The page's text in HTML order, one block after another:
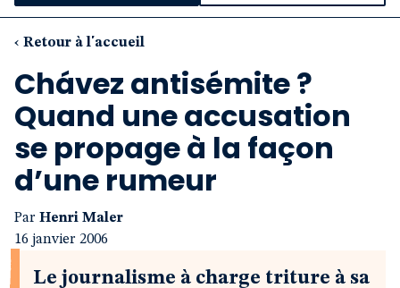
Nos propositions
Notre revue
Boutique
‹ Retour à l'accueil
Chávez antisémite ?
Quand une accusation
se propage à la façon
d’une rumeur
Par Henri Maler
16 janvier 2006
Le journalisme à charge triture à sa